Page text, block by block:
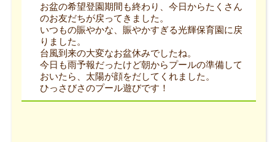
お盆の希望登園期間も終わり、今日からたくさん
のお友だちが戻ってきました。
いつもの賑やかな、賑やかすぎる光輝保育園に戻
りました。
台風到来の大変なお盆休みでしたね。
今日も雨予報だったけど朝からプールの準備して
おいたら、太陽が顔をだしてくれました。
ひっさびさのプール遊びです！